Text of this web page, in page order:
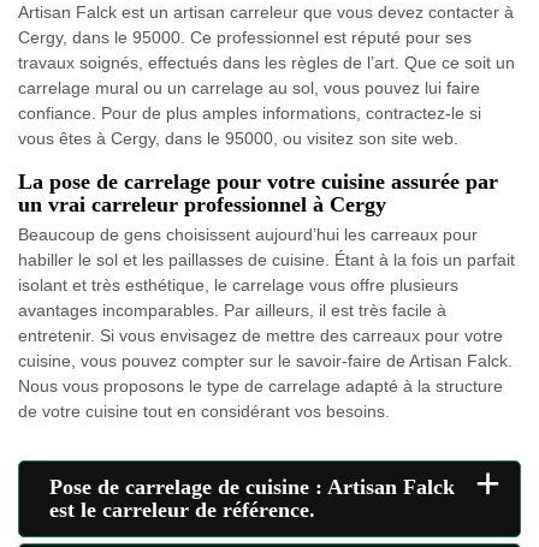
Artisan Falck est un artisan carreleur que vous devez contacter à
Cergy, dans le 95000. Ce professionnel est réputé pour ses
travaux soignés, effectués dans les règles de l’art. Que ce soit un
carrelage mural ou un carrelage au sol, vous pouvez lui faire
confiance. Pour de plus amples informations, contractez-le si
vous êtes à Cergy, dans le 95000, ou visitez son site web.
La pose de carrelage pour votre cuisine assurée par
un vrai carreleur professionnel à Cergy
Beaucoup de gens choisissent aujourd’hui les carreaux pour
habiller le sol et les paillasses de cuisine. Étant à la fois un parfait
isolant et très esthétique, le carrelage vous offre plusieurs
avantages incomparables. Par ailleurs, il est très facile à
entretenir. Si vous envisagez de mettre des carreaux pour votre
cuisine, vous pouvez compter sur le savoir-faire de Artisan Falck.
Nous vous proposons le type de carrelage adapté à la structure
de votre cuisine tout en considérant vos besoins.
Pose de carrelage de cuisine : Artisan Falck
est le carreleur de référence.
+